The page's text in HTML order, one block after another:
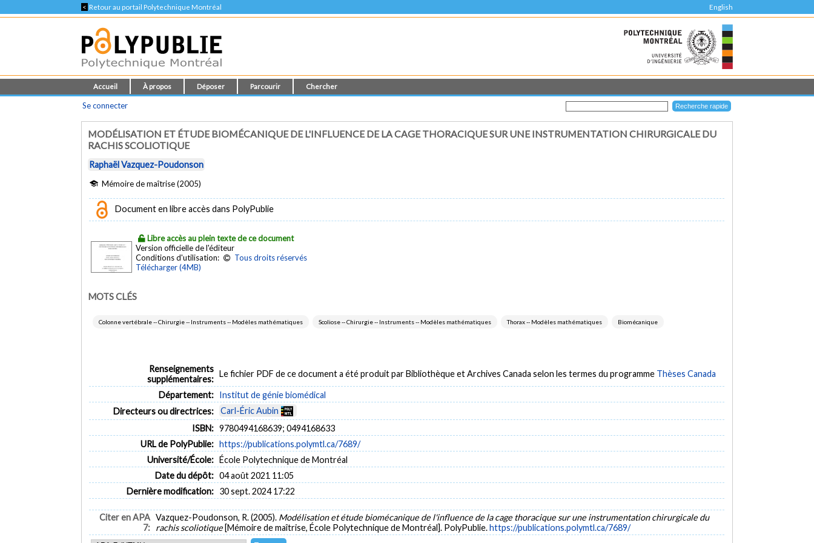
< Retour au portail Polytechnique Montréal English
Accueil À propos Déposer Parcourir Chercher
Se connecter
MODÉLISATION ET ÉTUDE BIOMÉCANIQUE DE L'INFLUENCE DE LA CAGE THORACIQUE SUR UNE INSTRUMENTATION CHIRURGICALE DU
RACHIS SCOLIOTIQUE
Raphaël Vazquez-Poudonson
Mémoire de maîtrise (2005)
Document en libre accès dans PolyPublie
Libre accès au plein texte de ce document
Version officielle de l'éditeur
Conditions d'utilisation:
Tous droits réservés
Télécharger (4MB)
MOTS CLÉS
Colonne vertébrale -- Chirurgie -- Instruments -- Modèles mathématiques Scoliose -- Chirurgie -- Instruments -- Modèles mathématiques Thorax -- Modèles mathématiques Biomécanique
Renseignements
supplémentaires:
Le fichier PDF de ce document a été produit par Bibliothèque et Archives Canada selon les termes du programme Thèses Canada
Département: Institut de génie biomédical
Directeurs ou directrices:
Carl-Éric Aubin
ISBN: 9780494168639; 0494168633
URL de PolyPublie: https://publications.polymtl.ca/7689/
Université/École: École Polytechnique de Montréal
Date du dépôt: 04 août 2021 11:05
Dernière modification: 30 sept. 2024 17:22
Citer en APA
7:
Vazquez-Poudonson, R. (2005). Modélisation et étude biomécanique de l'influence de la cage thoracique sur une instrumentation chirurgicale du
rachis scoliotique [Mémoire de maîtrise, École Polytechnique de Montréal]. PolyPublie.https://publications.polymtl.ca/7689/